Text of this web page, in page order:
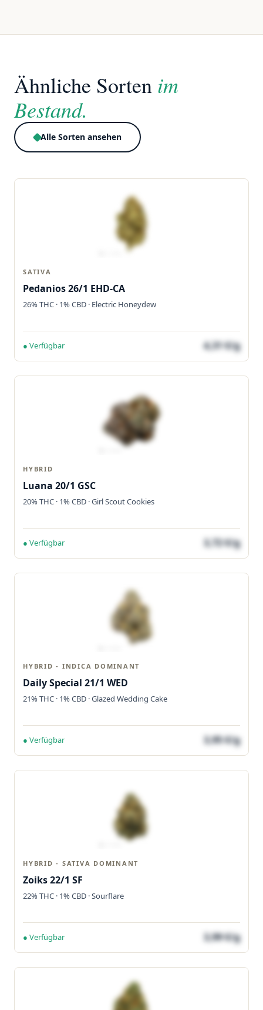
Ähnliche Sorten im
Bestand.
Alle Sorten ansehen
SATIVA
Pedanios 26/1 EHD-CA
26% THC · 1% CBD · Electric Honeydew
● Verfügbar 4,31 €/g
HYBRID
Luana 20/1 GSC
20% THC · 1% CBD · Girl Scout Cookies
● Verfügbar 3,72 €/g
HYBRID - INDICA DOMINANT
Daily Special 21/1 WED
21% THC · 1% CBD · Glazed Wedding Cake
● Verfügbar 3,95 €/g
HYBRID - SATIVA DOMINANT
Zoiks 22/1 SF
22% THC · 1% CBD · Sourflare
● Verfügbar 3,99 €/g